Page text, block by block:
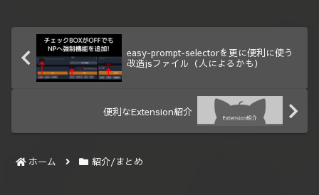
easy-prompt-selectorを更に便利に使う
改造jsファイル（人によるかも）
便利なExtension紹介
ホーム 紹介/まとめ